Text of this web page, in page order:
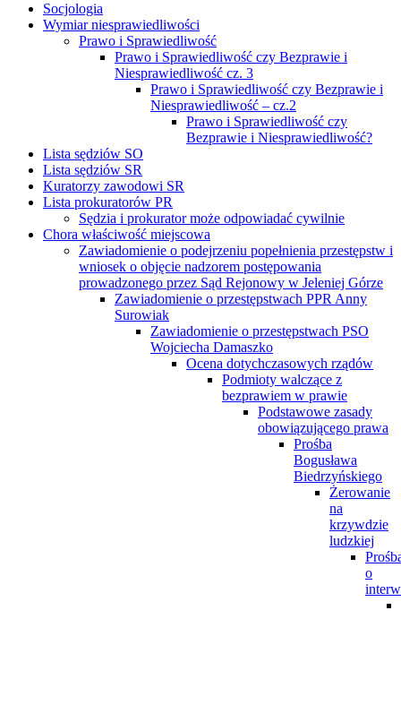
Socjologia
Wymiar niesprawiedliwości
Prawo i Sprawiedliwość
Prawo i Sprawiedliwość czy Bezprawie i
Niesprawiedliwość cz. 3
Prawo i Sprawiedliwość czy Bezprawie i
Niesprawiedliwość – cz.2
Prawo i Sprawiedliwość czy
Bezprawie i Niesprawiedliwość?
Lista sędziów SO
Lista sędziów SR
Kuratorzy zawodowi SR
Lista prokuratorów PR
Sędzia i prokurator może odpowiadać cywilnie
Chora właściwość miejscowa
Zawiadomienie o podejrzeniu popełnienia przestępstw i
wniosek o objęcie nadzorem postępowania
prowadzonego przez Sąd Rejonowy w Jeleniej Górze
Zawiadomienie o przestępstwach PPR Anny
Surowiak
Zawiadomienie o przestępstwach PSO
Wojciecha Damaszko
Ocena dotychczasowych rządów
Podmioty walczące z
bezprawiem w prawie
Podstawowe zasady
obowiązującego prawa
Prośba
Bogusława
Biedrzyńskiego
Żerowanie
na
krzywdzie
ludzkiej
o